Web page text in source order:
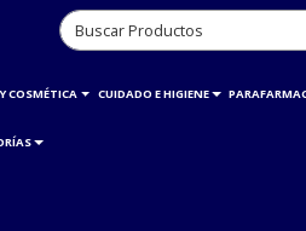
COSMÉTICA CUIDADO E HIGIENE